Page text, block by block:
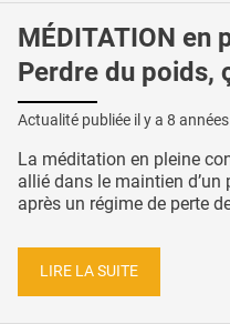
MÉDITATION en
Perdre du poids,
Actualité publiée il y a 8
La méditation en pleine
allié dans le maintien
après un régime de perte
LIRE LA SUITE